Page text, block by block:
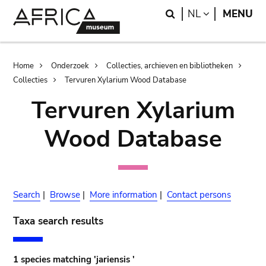
Search
NL LANGUAGE
MENU
Breadcrumb
Home Onderzoek
Collecties, archieven en bibliotheken
Collecties
Tervuren Xylarium Wood Database
Tervuren Xylarium
Wood Database
Search | Browse | More information | Contact persons
Taxa search results
1 species matching 'jariensis '